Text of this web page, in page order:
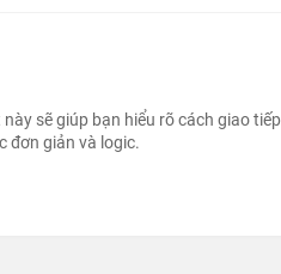
sẽ giúp bạn hiểu rõ cách giao tiếp
đơn giản và logic.